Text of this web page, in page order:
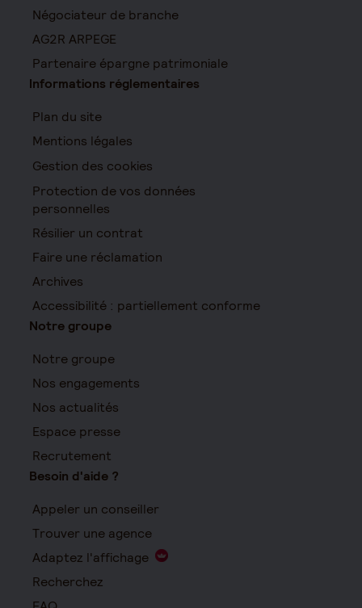
Négociateur de branche
AG2R ARPEGE
Partenaire épargne patrimoniale
Informations réglementaires
Plan du site
Mentions légales
Gestion des cookies
Protection de vos données
personnelles
Résilier un contrat
Faire une réclamation
Archives
Accessibilité : partiellement conforme
Notre groupe
Notre groupe
Nos engagements
Nos actualités
Espace presse
Recrutement
Besoin d'aide ?
Appeler un conseiller
Trouver une agence
Adaptez l'affichage
Recherchez